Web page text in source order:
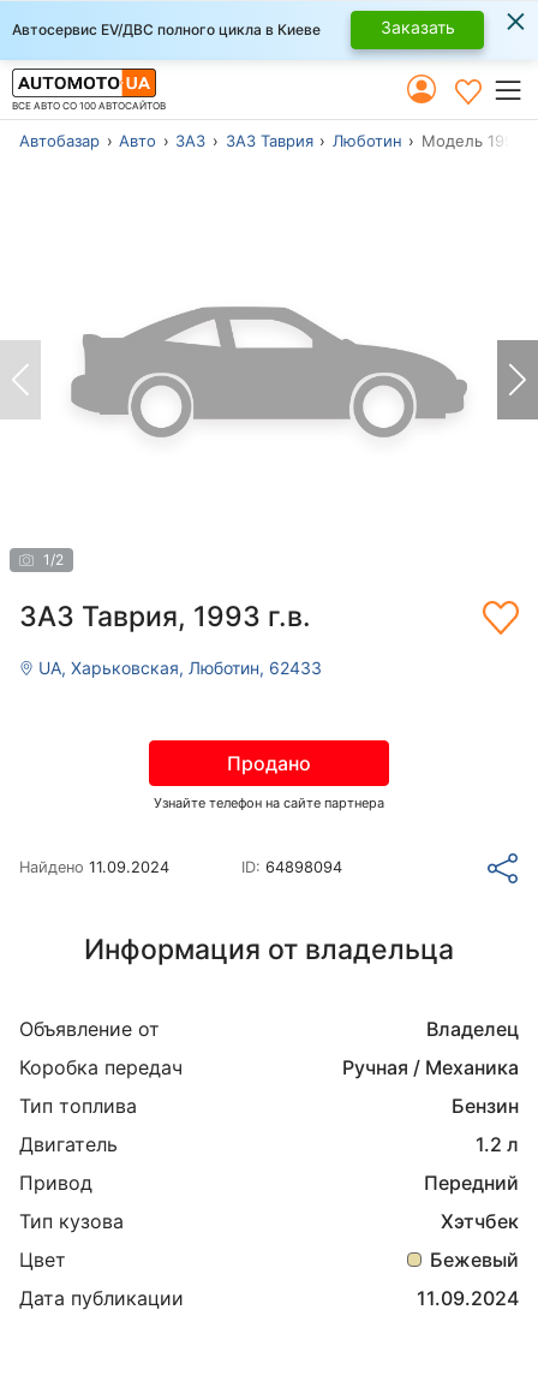
Автосервис EV/ДВС полного цикла в Киеве Заказать ×
ВСЕ АВТО СО 100 АВТОСАЙТОВ
Автобазар Авто ЗАЗ ЗАЗ Таврия Люботин Модель 1993
1 /2
ЗАЗ Таврия, 1993 г.в.
UA, Харьковская, Люботин, 62433
Продано
Узнайте телефон на сайте партнера
Найдено 11.09.2024 ID: 64898094
Информация от владельца
Объявление от
Владелец
Коробка передач
Ручная / Механика
Тип топлива
Бензин
Двигатель
1.2 л
Привод
Передний
Тип кузова
Хэтчбек
Цвет
Бежевый
Дата публикации
11.09.2024